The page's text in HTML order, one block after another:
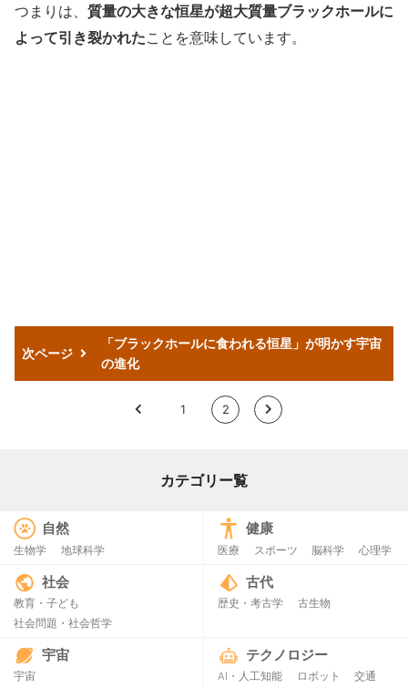
つまりは、 質量の大きな恒星が超大質量ブラックホールに
よって引き裂かれたことを意味しています。
次ページ
「ブラックホールに食われる恒星」が明かす宇宙
の進化
< 1 2 >
カテゴリー覧
自然
生物学 地球科学
健康
医療 スポーツ 脳科学 心理学
社会
教育・子ども
社会問題・社会哲学
古代
歴史・考古学 古生物
宇宙
宇宙
テクノロジー
AI・人工知能 ロボット
交通